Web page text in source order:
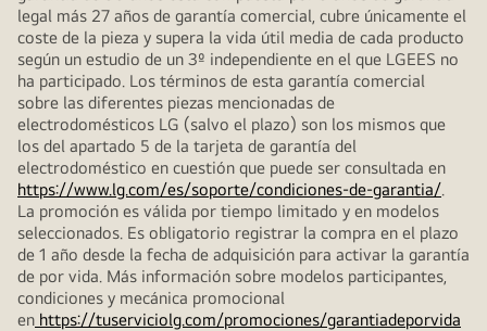
legal más 27 años de garantía comercial, cubre únicamente el
coste de la pieza y supera la vida útil media de cada producto
según un estudio de un 3º independiente en el que LGEES no
ha participado. Los términos de esta garantía comercial
sobre las diferentes piezas mencionadas de
electrodomésticos LG (salvo el plazo) son los mismos que
los del apartado 5 de la tarjeta de garantía del
electrodoméstico en cuestión que puede ser consultada en
https://www.lg.com/es/soporte/condiciones-de-garantia/
La promoción es válida por tiempo limitado y en modelos
seleccionados. Es obligatorio registrar la compra en el plazo
de 1 año desde la fecha de adquisición para activar la garantía
de por vida. Más información sobre modelos participantes,
condiciones y mecánica promocional
en https://tuserviciolg.com/promociones/garantiadeporvida